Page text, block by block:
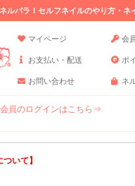
ルパラ！セルフネイルのやり方・ネ
マイページ
会
お支払い・配送 ポ
お問い合わせ ネ
員のログインはこちら⇒
ついて】